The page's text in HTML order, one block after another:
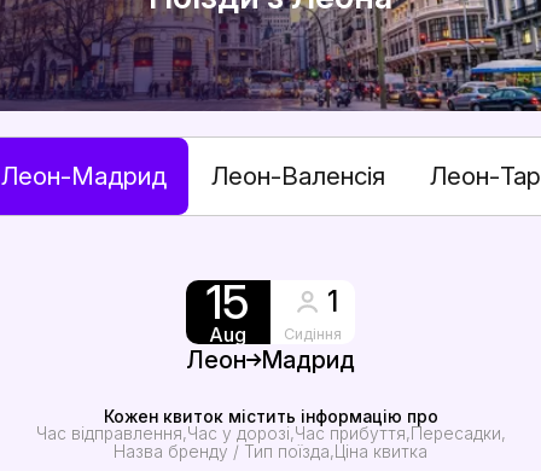
Леон-Мадрид Леон-Валенсія Леон-
15
Aug
1
Сидіння
Леон Мадрид
Кожен квиток містить інформацію про
Час відправлення Час у дорозі Час прибуття Пересадки
Назва бренду / Тип поїзда Ціна квитка